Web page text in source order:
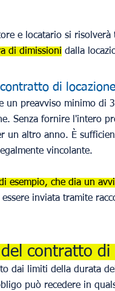
e locatario si
di dimissioni dalla
di
un preavviso minimo di
Senza fornire l'intero
un altro anno. È
vincolante.
esempio, che dia un
inviata tramite
del contratto
dai limiti della durata
può recedere in